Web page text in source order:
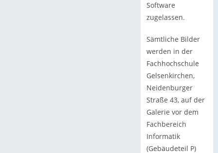
Software
zugelassen.
Sämtliche Bilder
werden in der
Fachhochschule
Gelsenkirchen,
Neidenburger
Straße 43, auf der
Galerie vor dem
Fachbereich
Informatik
(Gebäudeteil P)